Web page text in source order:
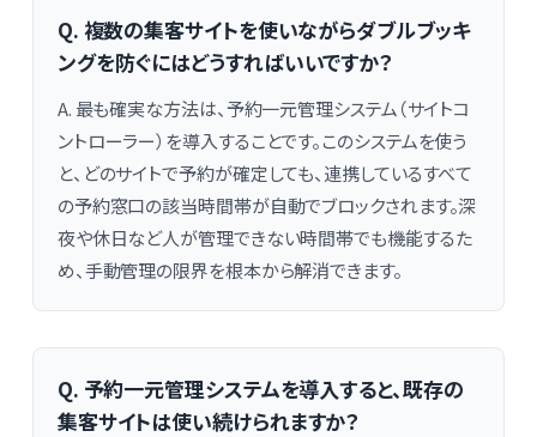
Q. 複数の集客サイトを使いながらダブルブッキ
ングを防ぐにはどうすればいいですか？
A. 最も確実な方法は、予約一元管理システム（サイトコ
ントローラー）を導入することです。このシステムを使う
と、どのサイトで予約が確定しても、連携しているすべて
の予約窓口の該当時間帯が自動でブロックされます。深
夜や休日など人が管理できない時間帯でも機能するた
め、手動管理の限界を根本から解消できます。
Q. 予約一元管理システムを導入すると、既存の
集客サイトは使い続けられますか？